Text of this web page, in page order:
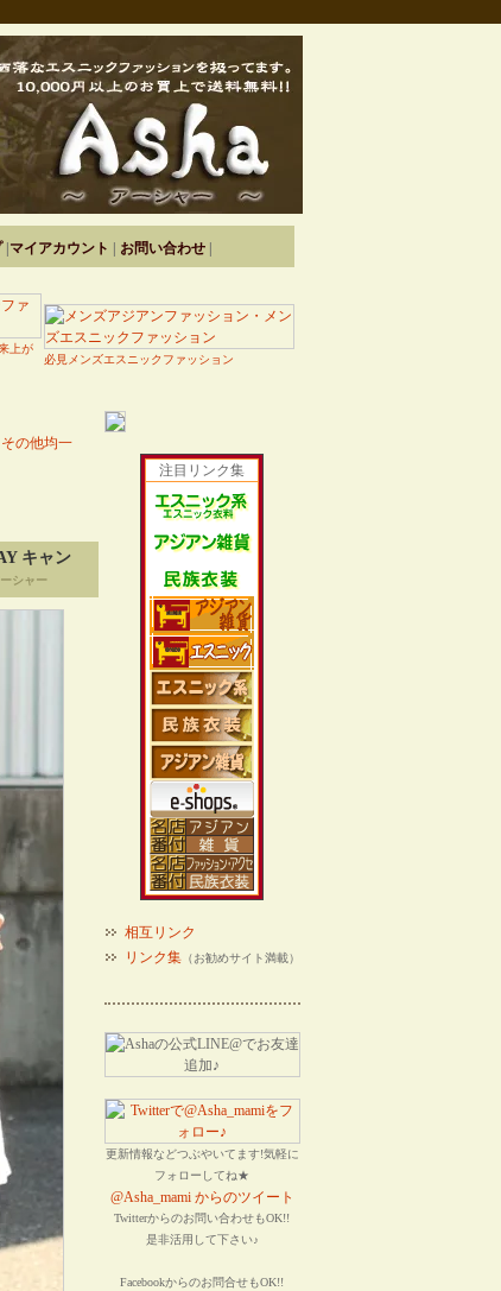
| マイアカウント お問い合わせ|
上が
必見メンズエスニックファッション
その他均一
キャン
シャー
注目リンク集
相互リンク
リンク集（お勧めサイト満載）
更新情報などつぶやいてます!気軽に
フォローしてね★
@Asha_mami からのツイート
Twitterからのお問い合わせもOK!!
是非活用して下さい♪
Facebookからのお問合せもOK!!